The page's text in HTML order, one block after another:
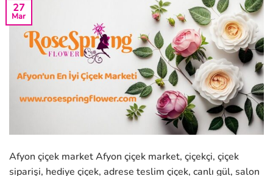
27
Mar
Afyon çiçek market Afyon çiçek market, çiçekçi, çiçek
siparişi, hediye çiçek, adrese teslim çiçek, canlı gül, salon